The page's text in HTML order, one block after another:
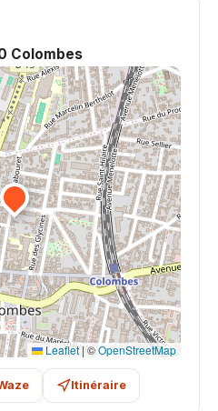
Colombes
Leaflet|©OpenStreetMap
Itinéraire